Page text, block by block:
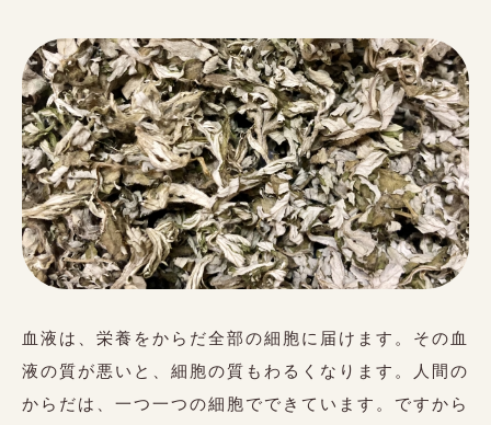
血液は、栄養をからだ全部の細胞に届けます。その血
液の質が悪いと、細胞の質もわるくなります。人間の
からだは、一つ一つの細胞でできています。ですから